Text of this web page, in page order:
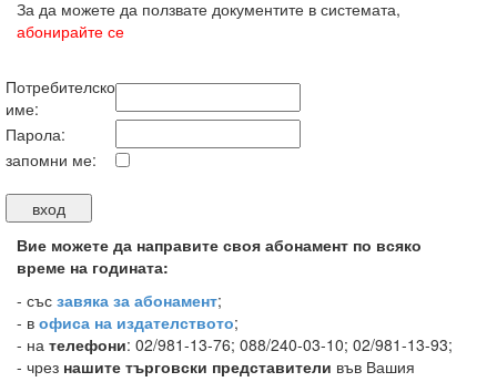
За да можете да ползвате документите в системата,
абонирайте се
Потребителско
име:
Парола:
запомни ме:
Вие можете да направите своя абонамент по всяко
време на годината:
- със завяка за абонамент;
- в офиса на издателството;
- на телефони: 02/981-13-76; 088/240-03-10; 02/981-13-93;
- чрез нашите търговски представители във Вашия